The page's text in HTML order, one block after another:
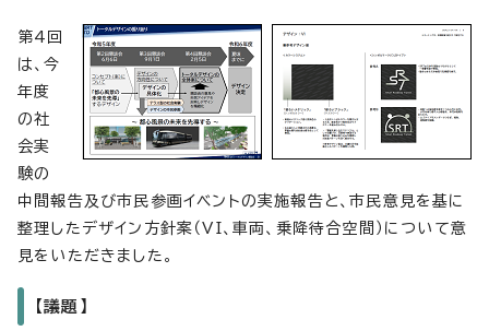
第4回
は、今
年度
の社
会実
験の
中間報告及び市民参画イベントの実施報告と、市民意見を基に
整理したデザイン方針案（VI、車両、乗降待合空間）について意
見をいただきました。
【議題】